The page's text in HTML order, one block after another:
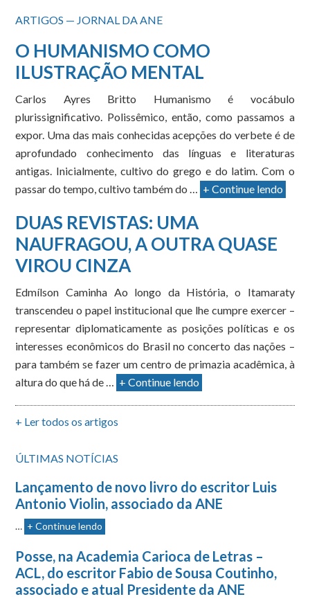
ARTIGOS — JORNAL DA ANE
O HUMANISMO COMO
ILUSTRAÇÃO MENTAL
Carlos Ayres Britto Humanismo é vocábulo
plurissignificativo. Polissêmico, então, como passamos a
expor. Uma das mais conhecidas acepções do verbete é de
aprofundado conhecimento das línguas e literaturas
antigas. Inicialmente, cultivo do grego e do latim. Com o
passar do tempo, cultivo também do … + Continue lendo
DUAS REVISTAS: UMA
NAUFRAGOU, A OUTRA QUASE
VIROU CINZA
Edmílson Caminha Ao longo da História, o Itamaraty
transcendeu o papel institucional que lhe cumpre exercer –
representar diplomaticamente as posições políticas e os
interesses econômicos do Brasil no concerto das nações –
para também se fazer um centro de primazia acadêmica, à
altura do que há de … + Continue lendo
+ Ler todos os artigos
ÚLTIMAS NOTÍCIAS
Lançamento de novo livro do escritor Luis
Antonio Violin, associado da ANE
… + Continue lendo
Posse, na Academia Carioca de Letras –
ACL, do escritor Fabio de Sousa Coutinho,
associado e atual Presidente da ANE